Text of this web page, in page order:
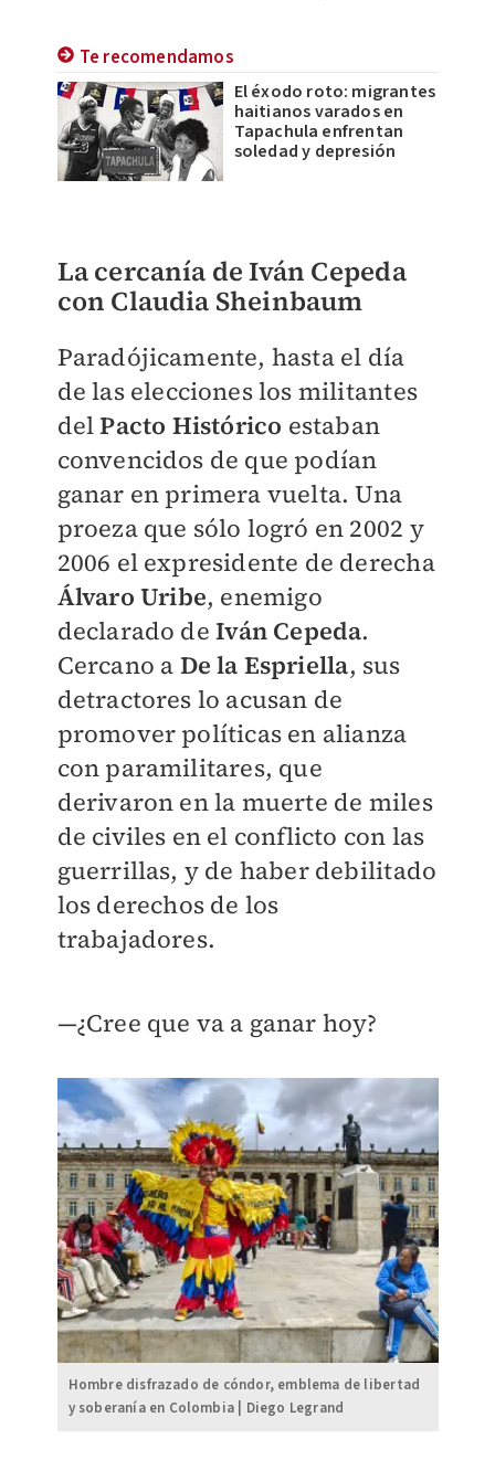
Te recomendamos
El éxodo roto: migrantes
haitianos varados en
Tapachula enfrentan
soledad y depresión
La cercanía de Iván Cepeda
con Claudia Sheinbaum
Paradójicamente, hasta el día
de las elecciones los militantes
delPacto Histórico estaban
convencidos de que podían
ganar en primera vuelta. Una
proeza que sólo logró en 2002 y
2006 el expresidente de derecha
Álvaro Uribe, enemigo
declarado deIván Cepeda.
Cercano a De la Espriella, sus
detractores lo acusan de
promover políticas en alianza
con paramilitares, que
derivaron en la muerte de miles
de civiles en el conflicto con las
guerrillas, y de haber debilitado
los derechos de los
trabajadores.
—¿Cree que va a ganar hoy?
Hombre disfrazado de cóndor, emblema de libertad
y soberanía en Colombia | Diego Legrand